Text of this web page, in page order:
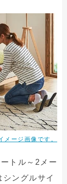
ージ画像です。
トル～2メー
ングルサイ